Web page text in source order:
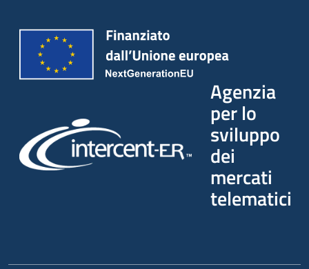
Agenzia
per lo
sviluppo
dei
mercati
telematici